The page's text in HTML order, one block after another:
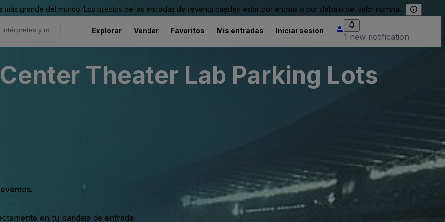
grande del mundo. Los precios de las entradas de reventa pueden estar por encima o por debajo del valor nominal.
Explorar Vender Favoritos Mis entradas Iniciar sesión
1 new notification
Theater Lab Parking Lots
en tu bandeja de entrada